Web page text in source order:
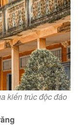
kiến trúc độc đáo